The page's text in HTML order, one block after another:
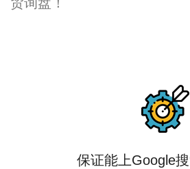
保证能上Google